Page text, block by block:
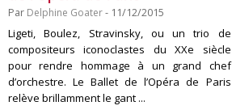
Par Delphine Goater- 11/12/2015
Ligeti, Boulez, Stravinsky, ou un trio de
compositeurs iconoclastes du XXe siècle
pour rendre hommage à un grand chef
d’orchestre. Le Ballet de l’Opéra de Paris
relève brillamment le gant ...